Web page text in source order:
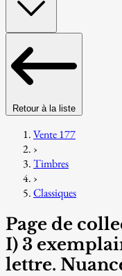
Retour à la liste
Vente 177
›
Timbres
›
Classiques
Page de
I) 3
lettre.